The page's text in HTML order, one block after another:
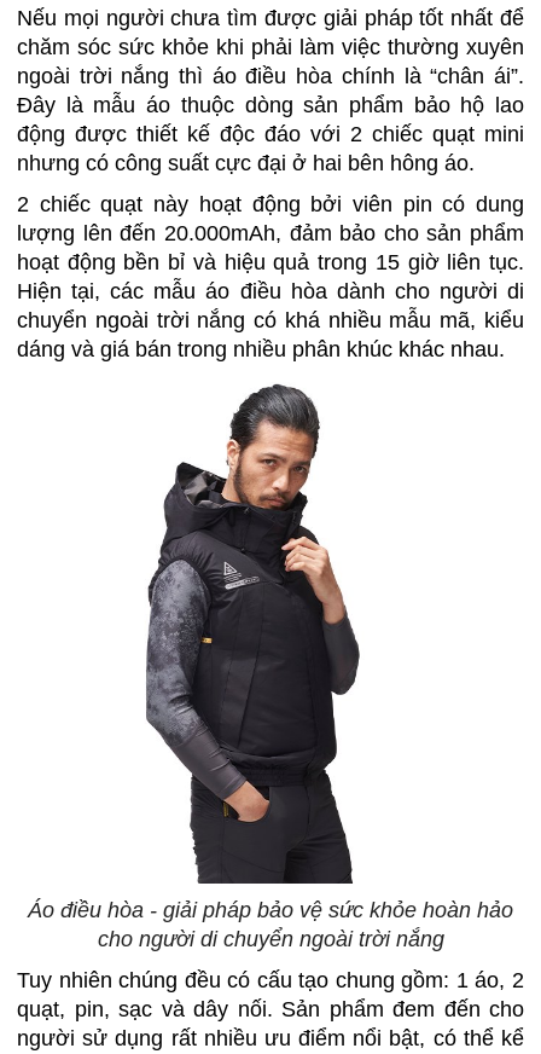
Nếu mọi người chưa tìm được giải pháp tốt nhất để
chăm sóc sức khỏe khi phải làm việc thường xuyên
ngoài trời nắng thì áo điều hòa chính là “chân ái”.
Đây là mẫu áo thuộc dòng sản phẩm bảo hộ lao
động được thiết kế độc đáo với 2 chiếc quạt mini
nhưng có công suất cực đại ở hai bên hông áo.
2 chiếc quạt này hoạt động bởi viên pin có dung
lượng lên đến 20.000mAh, đảm bảo cho sản phẩm
hoạt động bền bỉ và hiệu quả trong 15 giờ liên tục.
Hiện tại, các mẫu áo điều hòa dành cho người di
chuyển ngoài trời nắng có khá nhiều mẫu mã, kiểu
dáng và giá bán trong nhiều phân khúc khác nhau.
Áo điều hòa - giải pháp bảo vệ sức khỏe hoàn hảo
cho người di chuyển ngoài trời nắng
Tuy nhiên chúng đều có cấu tạo chung gồm: 1 áo, 2
quạt, pin, sạc và dây nối. Sản phẩm đem đến cho
người sử dụng rất nhiều ưu điểm nổi bật, có thể kể